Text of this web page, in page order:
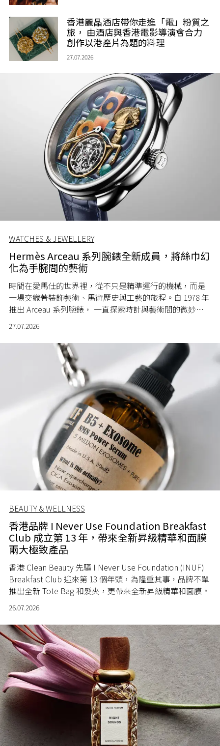
香港麗晶酒店帶你走進「電」粉質之
旅， 由酒店與香港電影導演會合力
創作以港產片為題的料理
27.07.2026
WATCHES & JEWELLERY
Hermès Arceau 系列腕錶全新成員，將絲巾幻
化為手腕間的藝術
時間在愛馬仕的世界裡，從不只是精準運行的機械，而是
一場交織著裝飾藝術、馬術歷史與工藝的旅程。自 1978 年
推出 Arceau 系列腕錶， 一直探索時計與藝術間的微妙關
27.07.2026
BEAUTY & WELLNESS
香港品牌 I Never Use Foundation Breakfast
Club 成立第 13 年，帶來全新昇級精華和面膜
兩大極致產品
香港 Clean Beauty 先驅 I Never Use Foundation (INUF)
Breakfast Club 迎來第 13 個年頭，為隆重其事，品牌不單
推出全新 Tote Bag 和髮夾，更帶來全新昇級精華和面膜。
26.07.2026